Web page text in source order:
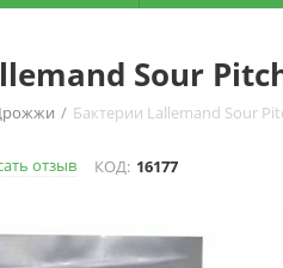
Sour
/ Бактерии Lallemand Sour
отзыв КОД: 16177